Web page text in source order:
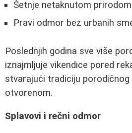
Šetnje netaknutom prirodom
Pravi odmor bez urbanih
Poslednjih godina sve više
iznajmljuje vikendice pored
stvarajući tradiciju porodičnog
otvorenom.
Splavovi i rečni odmor